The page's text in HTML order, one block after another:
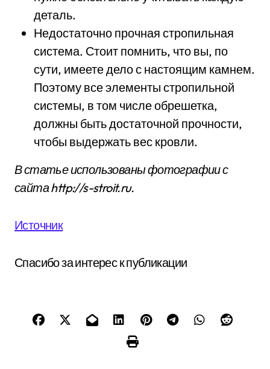
деталь.
Недостаточно прочная стропильная
система. Стоит помнить, что вы, по
сути, имеете дело с настоящим камнем.
Поэтому все элементы стропильной
системы, в том числе обрешетка,
должны быть достаточной прочности,
чтобы выдержать вес кровли.
В статье использованы фотографии с
сайтаhttp://s-stroit.ru.
Источник
Спасибо за интерес к публикации